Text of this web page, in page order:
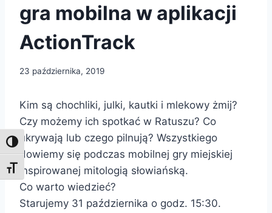
Toggle High Contrast
Toggle Font size
gra mobilna w aplikacji
ActionTrack
23 października, 2019
Kim są chochliki, julki, kautki i mlekowy żmij?
Czy możemy ich spotkać w Ratuszu? Co
ukrywają lub czego pilnują? Wszystkiego
dowiemy się podczas mobilnej gry miejskiej
inspirowanej mitologią słowiańską.
Co warto wiedzieć?
Starujemy 31 października o godz. 15:30.